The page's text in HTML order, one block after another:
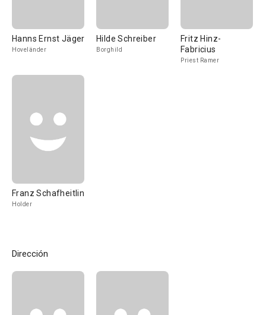
Hanns Ernst Jäger
Hoveländer
Hilde Schreiber
Borghild
Fritz Hinz-
Fabricius
Priest Ramer
Franz Schafheitlin
Holder
Dirección